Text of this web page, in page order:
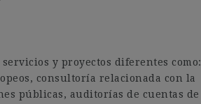
y proyectos diferentes como:
consultoría relacionada con la
públicas, auditorías de cuentas de